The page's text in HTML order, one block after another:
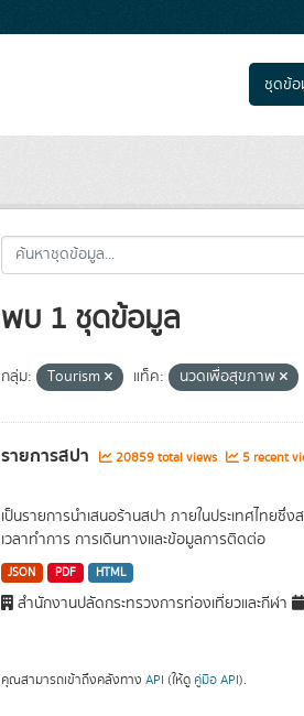
ชุดข้อ
พบ 1 ชุดข้อมูล
กลุ่ม: Tourism แท็ค: นวดเพื่อสุขภาพ
รายการสปา 20859 total views 5 recent
เป็นรายการนำเสนอร้านสปา ภายในประเทศไทย
เวลาทำการ การเดินทางและข้อมูลการติดต่อ
JSON PDF HTML
สำนักงานปลัดกระทรวงการท่องเที่ยวและกีฬา
คุณสามารถเข้าถึงคลังทาง API (ให้ดู คู่มือ API).